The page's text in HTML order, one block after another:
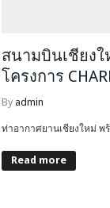
สนามบินเชียงใ
โครงการ
By admin
ท่าอากาศยานเชียงใหม่ พ
Read more